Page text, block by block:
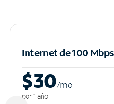
Internet de 100 Mbps
$30/mo
por 1 año